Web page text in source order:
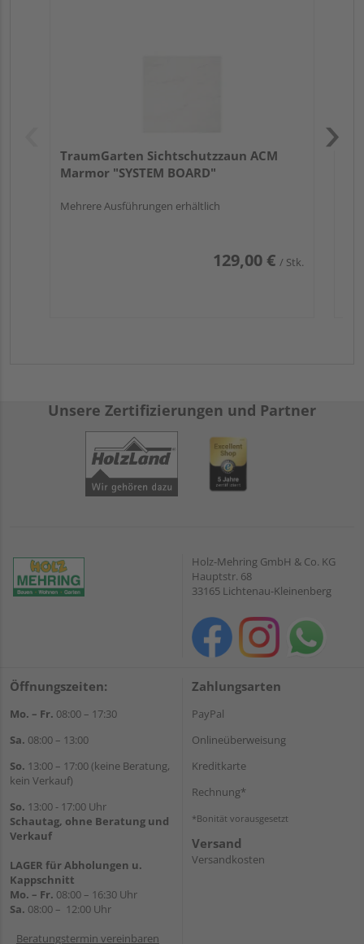
TraumGarten Sichtschutzzaun ACM
Marmor "SYSTEM BOARD"
Mehrere Ausführungen erhältlich
129,00 € / Stk.
Unsere Zertifizierungen und Partner
Holz-Mehring GmbH & Co. KG
Hauptstr. 68
33165 Lichtenau-Kleinenberg
Öffnungszeiten:
Mo. – Fr. 08:00 – 17:30
Sa. 08:00 – 13:00
So. 13:00 – 17:00 (keine Beratung,
kein Verkauf)
So. 13:00 - 17:00 Uhr
Schautag, ohne Beratung und
Verkauf
LAGER für Abholungen u.
Kappschnitt
Mo. – Fr. 08:00 – 16:30 Uhr
Sa. 08:00 – 12:00 Uhr
Beratungstermin vereinbaren
Zahlungsarten
PayPal
Onlineüberweisung
Kreditkarte
Rechnung*
*Bonität vorausgesetzt
Versand
Versandkosten